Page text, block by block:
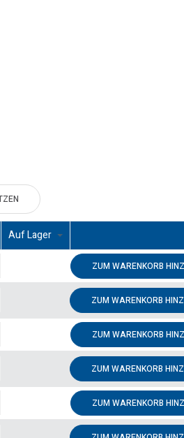
Auf Lager
ZUM WARENKORB
ZUM WARENKORB
ZUM WARENKORB
ZUM WARENKORB
ZUM WARENKORB